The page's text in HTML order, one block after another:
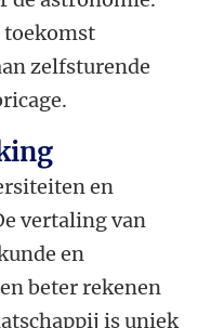
toekomst
zelfsturende
en
vertaling van
en
beter rekenen
is uniek